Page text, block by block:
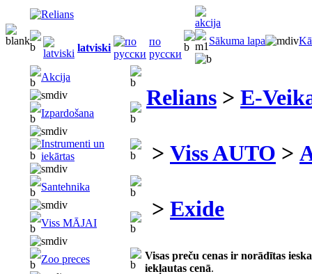
latviski
по
русски
Sākuma lapa
Akcija
Izpardošana
Instrumenti un
iekārtas
Santehnika
Viss MĀJAI
Zoo preces
Relians > E-
> Viss AUTO >
> Exide
Visas preču cenas ir norādītas
iekļautas cenā.